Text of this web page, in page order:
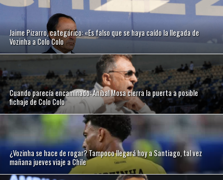
Jaime Pizarro, categórico: «Es falso que se haya caído la llegada de
Vozinha a Colo Colo
Cuando parecía encaminado: Aníbal Mosa cierra la puerta a posible
fichaje de Colo Colo
¿Vozinha se hace de rogar? Tampoco llegará hoy a Santiago, tal vez
mañana jueves viaje a Chile